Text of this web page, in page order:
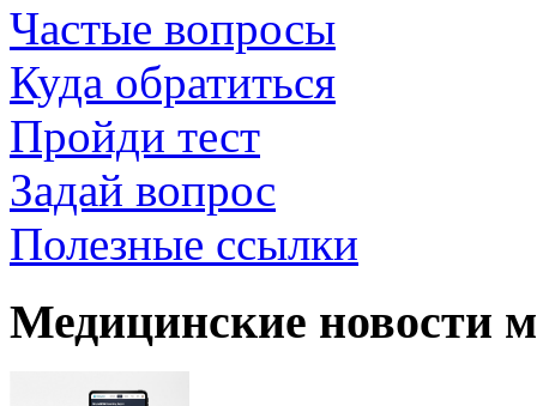
Частые вопросы
Куда обратиться
Пройди тест
Задай вопрос
Полезные ссылки
Медицинские новости